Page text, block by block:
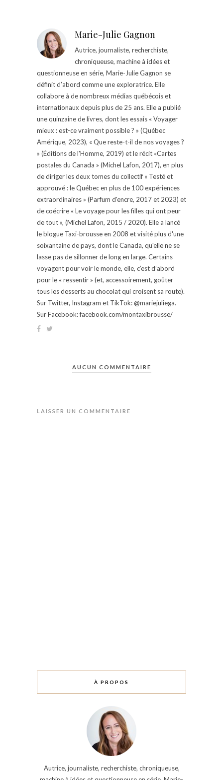
Marie-Julie Gagnon
Autrice, journaliste, recherchiste,
chroniqueuse, machine à idées et
questionneuse en série, Marie-Julie Gagnon se
définit d’abord comme une exploratrice. Elle
collabore à de nombreux médias québécois et
internationaux depuis plus de 25 ans. Elle a publié
une quinzaine de livres, dont les essais « Voyager
mieux : est-ce vraiment possible ? » (Québec
Amérique, 2023), « Que reste-t-il de nos voyages ?
» (Éditions de l'Homme, 2019) et le récit «Cartes
postales du Canada » (Michel Lafon, 2017), en plus
de diriger les deux tomes du collectif « Testé et
approuvé : le Québec en plus de 100 expériences
extraordinaires » (Parfum d'encre, 2017 et 2023) et
de coécrire « Le voyage pour les filles qui ont peur
de tout », (Michel Lafon, 2015 / 2020). Elle a lancé
le blogue Taxi-brousse en 2008 et visité plus d'une
soixantaine de pays, dont le Canada, qu'elle ne se
lasse pas de sillonner de long en large. Certains
voyagent pour voir le monde, elle, c’est d’abord
pour le « ressentir » (et, accessoirement, goûter
tous les desserts au chocolat qui croisent sa route).
Sur Twitter, Instagram et TikTok: @mariejuliega.
Sur Facebook: facebook.com/montaxibrousse/
AUCUN COMMENTAIRE
LAISSER UN COMMENTAIRE
À PROPOS
Autrice, journaliste, recherchiste, chroniqueuse,